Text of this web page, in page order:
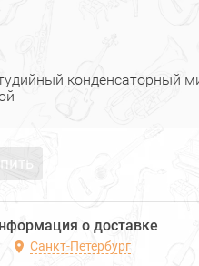
конденсаторный
о доставке
Санкт-Петербург